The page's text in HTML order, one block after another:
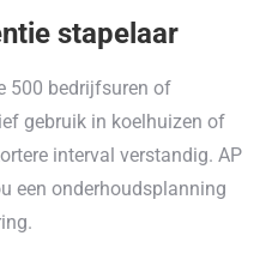
stapelaar
500 bedrijfsuren of
gebruik in koelhuizen of
interval verstandig. AP
een onderhoudsplanning